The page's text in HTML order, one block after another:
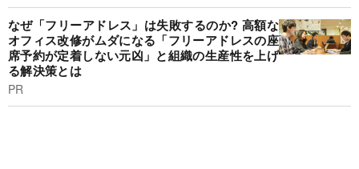
なぜ「フリーアドレス」は失敗するのか? 高額な
オフィス改修がムダになる「フリーアドレスの座
席予約が定着しない元凶」と組織の生産性を上げ
る解決策とは
PR